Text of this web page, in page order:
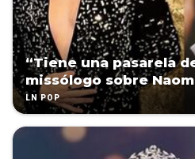
“Tiene una pasarela
missólogo sobre
LN POP